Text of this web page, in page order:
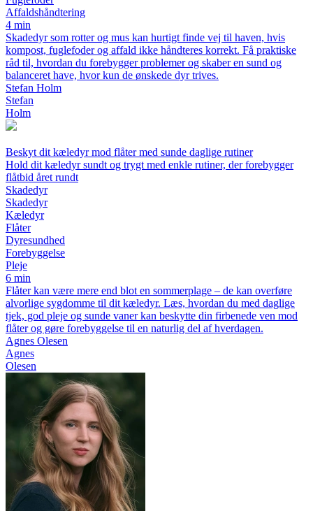
Affaldshåndtering
4 min
Skadedyr som rotter og mus kan hurtigt finde vej til haven, hvis
kompost, fuglefoder og affald ikke håndteres korrekt. Få praktiske
råd til, hvordan du forebygger problemer og skaber en sund og
balanceret have, hvor kun de ønskede dyr trives.
Stefan Holm
Stefan
Holm
Beskyt dit kæledyr mod flåter med sunde daglige rutiner
Hold dit kæledyr sundt og trygt med enkle rutiner, der forebygger
flåtbid året rundt
Skadedyr
Skadedyr
Kæledyr
Flåter
Dyresundhed
Forebyggelse
Pleje
6 min
Flåter kan være mere end blot en sommerplage – de kan overføre
alvorlige sygdomme til dit kæledyr. Læs, hvordan du med daglige
tjek, god pleje og sunde vaner kan beskytte din firbenede ven mod
flåter og gøre forebyggelse til en naturlig del af hverdagen.
Agnes Olesen
Agnes
Olesen